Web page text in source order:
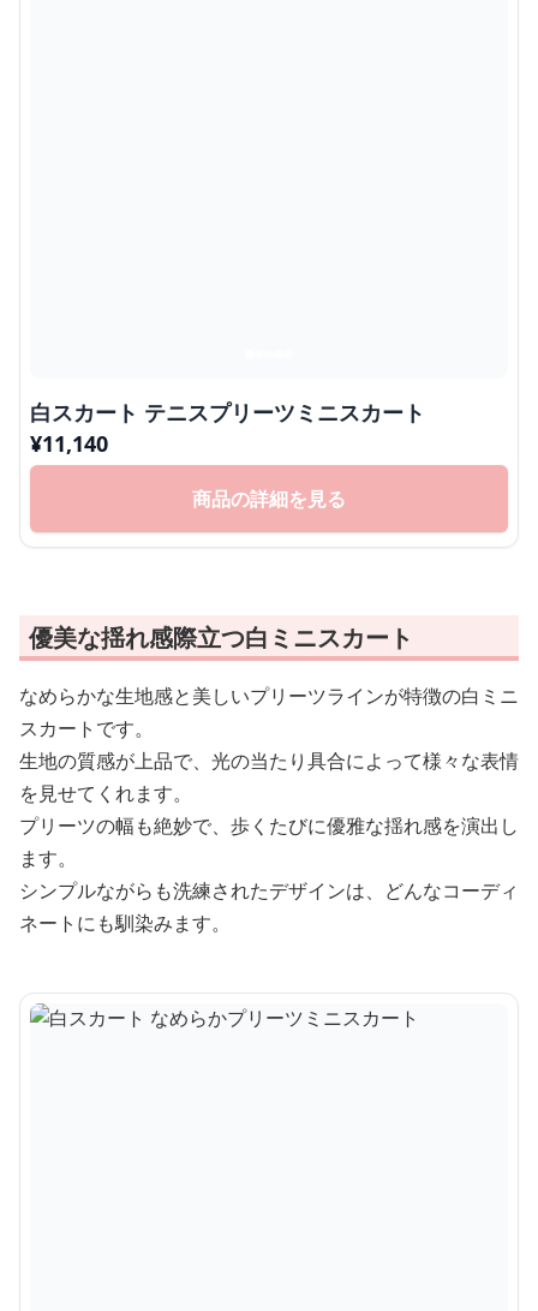
白スカート テニスプリーツミニスカート
¥11,140
商品の詳細を見る
優美な揺れ感際立つ白ミニスカート
なめらかな生地感と美しいプリーツラインが特徴の白ミニ
スカートです。
生地の質感が上品で、光の当たり具合によって様々な表情
を見せてくれます。
プリーツの幅も絶妙で、歩くたびに優雅な揺れ感を演出し
ます。
シンプルながらも洗練されたデザインは、どんなコーディ
ネートにも馴染みます。